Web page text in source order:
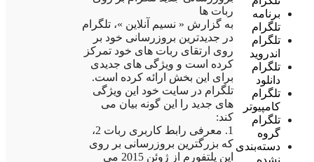
برنامه
تلگرام
تلگرام
اندروید
تلگرام
دانلود
تلگرام
کامپیوتر
تلگرام
گروه
دسته‌بندی
ربات ها
به گزارش « نسیم آنلاین »، تلگرام
در جدیدترین بروزرسانی خود بر
روی ارتقای ربات های خود تمرکز
کرده است و ویژگی های جدیدی
برای این بخش ارائه کرده است.
تلگرام در سایت خود این ویژگی
های جدید را این گونه بیان می
کند:
1. معرفی رابط کاربری ربات 2،
که بزرگترین بروزرسانی بر روی
این پلتفورم از ژوئن 2015 می